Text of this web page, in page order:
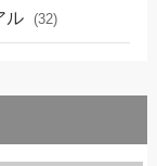
ル (32)